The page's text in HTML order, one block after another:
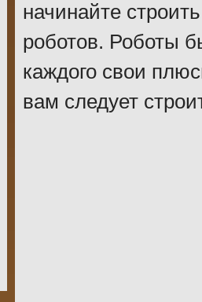
начинайте
роботов. Роботы
каждого свои
вам следует